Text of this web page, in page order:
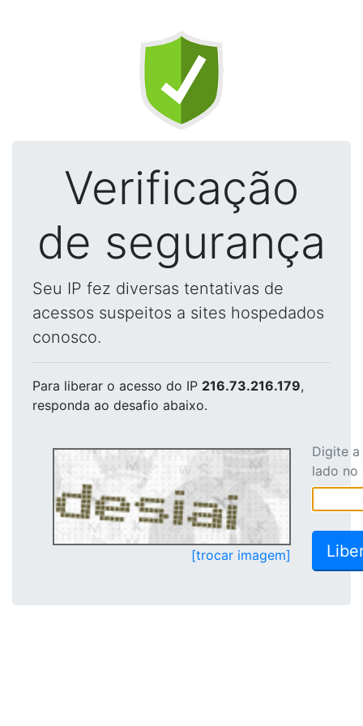
Verificação
de segurança
Seu IP fez diversas tentativas de
acessos suspeitos a sites hospedados
conosco.
Para liberar o acesso do IP 216.73.216.179,
responda ao desafio abaixo.
[trocar imagem]
Digite
lado no